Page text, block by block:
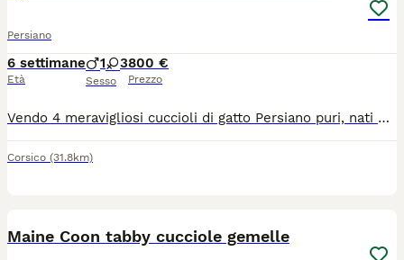
Persiano
6 settimane
Età
1 3
Sesso
800 €
Prezzo
Vendo 4 meravigliosi cuccioli di gatto Persiano puri, nati e cresciuti in casa con tantissimo amore. I gattini hanno attualmente 35 giorni e sono estremamente affettuosi, coccoloni e dolci, amano il contatto umano, sono socievoli e stanno già imparando ad usare la lettiera e il tiragraffi.La cucciolata è composta da quattro splendide meraviglie:2 Cuccioli Bianchi Candidi, veri e propri batuffoli di pelo soffice e vellutato.1 Cucciolo Scuro (Black Tortie / Tartarugato) dall'aspetto unico e affascinante.1 Cucciolo Tabby Dorato (Golden Tabby) con sfumature calde e uno sguardo magnetico.Nota Importante:Età e Consegna: I cuccioli saranno pronti per la consegna solo al compimento dei 60 giorni (tra circa 25 giorni), come previsto dalle leggi italiane.Salute e Veterinario: I cuccioli non hanno ancora effettuato visite o vaccini. Abbiamo preferito lasciare questo passaggio al futuro proprietario, così che possa portarli fin da subito dal proprio veterinario di fiducia per iniziare il percorso che preferisce.Prezzo:800€ (Prezzo leggermente trattabile).Per bloccare o prenotare un cucciolo, o per ulteriori informazioni, foto e video, non esitate a contattarmi.
Corsico (31.8km)
Maine Coon tabby cucciole gemelle